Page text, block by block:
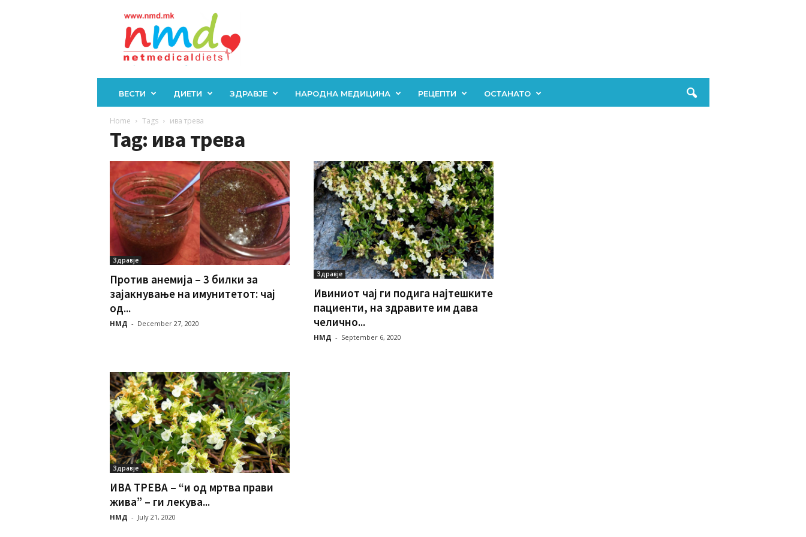
ВЕСТИ ДИЕТИ ЗДРАВЈЕ НАРОДНА МЕДИЦИНА РЕЦЕПТИ ОСТАНАТО
Home Tags ива трева
Tag: ива трева
Здравје
Против анемија – 3 билки за
зајакнување на имунитетот: чај
од...
НМД - December 27, 2020
Здравје
Ивиниот чај ги подига најтешките
пациенти, на здравите им дава
челично...
НМД - September 6, 2020
Здравје
ИВА ТРЕВА – “и од мртва прави
жива” – ги лекува...
НМД - July 21, 2020